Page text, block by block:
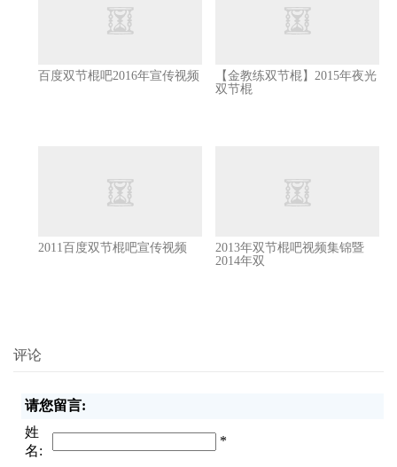
百度双节棍吧2016年宣传视频
【金教练双节棍】2015年夜光
双节棍
2011百度双节棍吧宣传视频
2013年双节棍吧视频集锦暨
2014年双
评论